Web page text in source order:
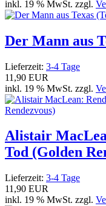
inkl. 19 % MwSt. zzgl.
Der Mann aus
Lieferzeit: 3-4 Tage
11,90 EUR
inkl. 19 % MwSt. zzgl.
Alistair
Tod (Golden
Lieferzeit: 3-4 Tage
11,90 EUR
inkl. 19 % MwSt. zzgl.